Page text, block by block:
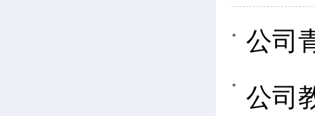
公司
公司